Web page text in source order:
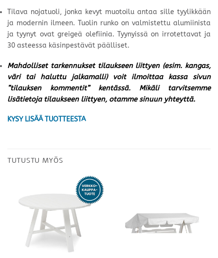
Tilava nojatuoli, jonka kevyt muotoilu antaa sille tyylikkään
ja modernin ilmeen. Tuolin runko on valmistettu alumiinista
ja tyynyt ovat greigeä olefiinia. Tyynyissä on irrotettavat ja
30 asteessa käsinpestävät päälliset.
Mahdolliset tarkennukset tilaukseen liittyen (esim. kangas,
väri tai haluttu jalkamalli) voit ilmoittaa kassa sivun
”tilauksen kommentit” kentässä. Mikäli tarvitsemme
lisätietoja tilaukseen liittyen, otamme sinuun yhteyttä.
KYSY LISÄÄ TUOTTEESTA
TUTUSTU MYÖS